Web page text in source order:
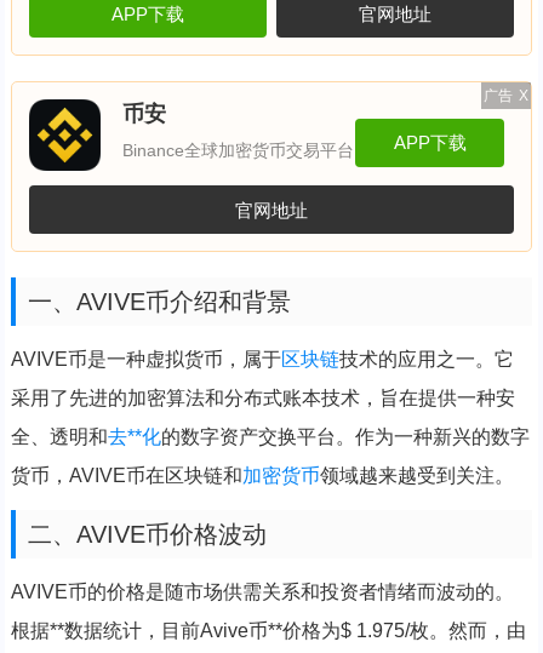
APP下载 官网地址
广告 X
币安
Binance全球加密货币交易平台 APP下载
官网地址
一、AVIVE币介绍和背景
AVIVE币是一种虚拟货币，属于区块链技术的应用之一。它
采用了先进的加密算法和分布式账本技术，旨在提供一种安
全、透明和去**化的数字资产交换平台。作为一种新兴的数字
货币，AVIVE币在区块链和加密货币领域越来越受到关注。
二、AVIVE币价格波动
AVIVE币的价格是随市场供需关系和投资者情绪而波动的。
根据**数据统计，目前Avive币**价格为$ 1.975/枚。然而，由